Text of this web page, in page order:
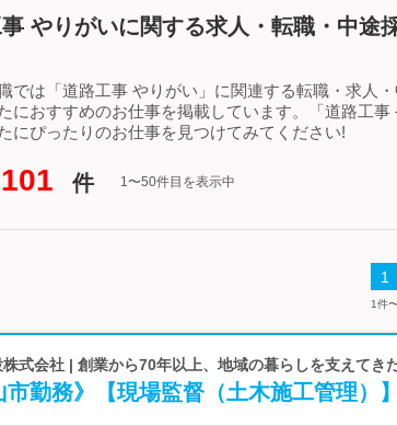
やりがいに関する求人・転職・中途
では「道路工事 やりがい」に関連する転職・求人
におすすめのお仕事を掲載しています。「道路工
にぴったりのお仕事を見つけてみてください!
101 件 1〜50件目を表示中
1
1件
株式会社 | 創業から70年以上、地域の暮らしを支えてき
市勤務》【現場監督（土木施工管理